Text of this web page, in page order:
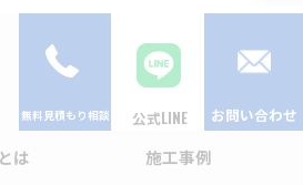
公式LINE お問い合わせ
は 施工事例